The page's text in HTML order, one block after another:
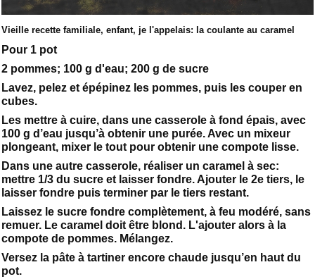
Vieille recette familiale, enfant, je l'appelais: la coulante au caramel
Pour 1 pot
2 pommes; 100 g d'eau; 200 g de sucre
Lavez, pelez et épépinez les pommes, puis les couper en
cubes.
Les mettre à cuire, dans une casserole à fond épais, avec
100 g d’eau jusqu’à obtenir une purée. Avec un mixeur
plongeant, mixer le tout pour obtenir une compote lisse.
Dans une autre casserole, réaliser un caramel à sec:
mettre 1/3 du sucre et laisser fondre. Ajouter le 2e tiers, le
laisser fondre puis terminer par le tiers restant.
Laissez le sucre fondre complètement, à feu modéré, sans
remuer. Le caramel doit être blond. L'ajouter alors à la
compote de pommes. Mélangez.
Versez la pâte à tartiner encore chaude jusqu’en haut du
pot.